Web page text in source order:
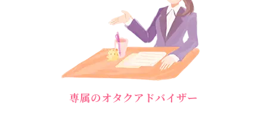
専属のオタクアドバイザー